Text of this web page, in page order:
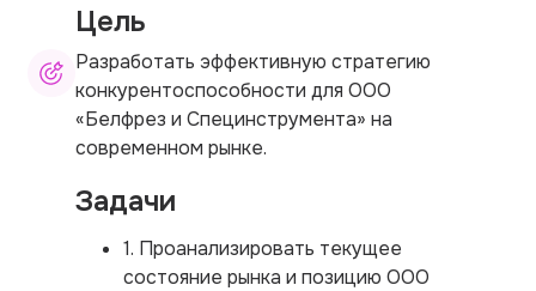
Цель
Разработать эффективную стратегию
конкурентоспособности для ООО
«Белфрез и Специнструмента» на
современном рынке.
Задачи
1. Проанализировать текущее
состояние рынка и позицию ООО